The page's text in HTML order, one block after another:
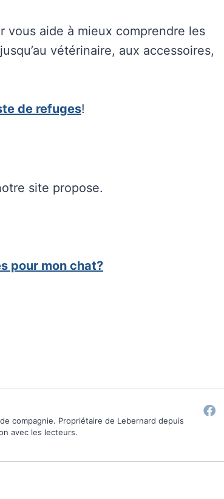
vous aide à mieux comprendre les
vétérinaire, aux accessoires,
de refuges!
site propose.
pour mon chat?
compagnie. Propriétaire de Lebernard depuis
avec les lecteurs.